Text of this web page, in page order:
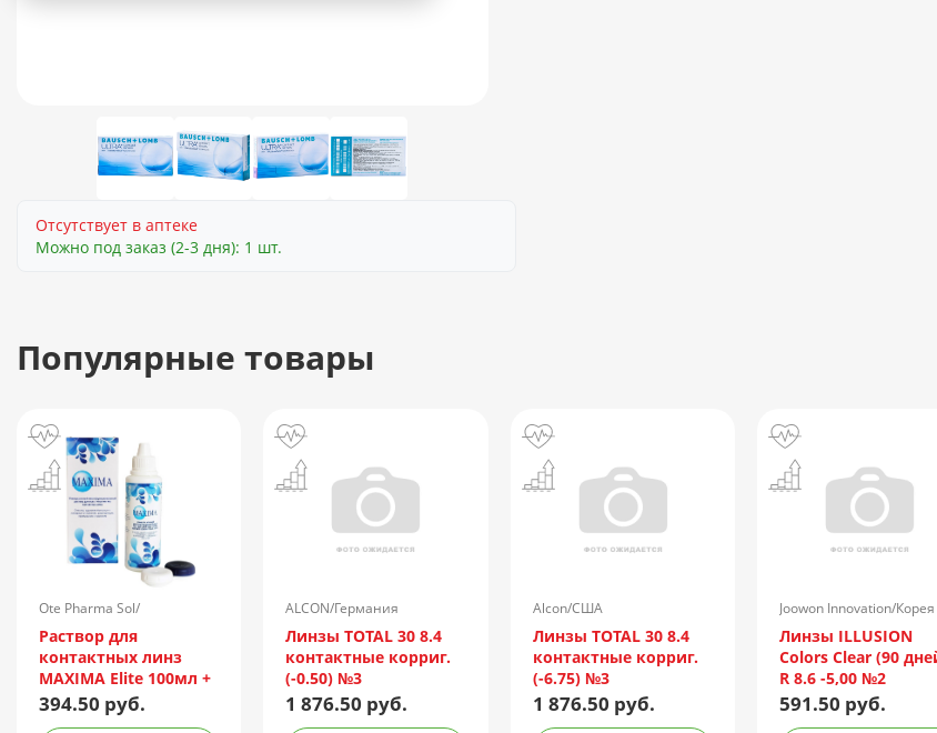
Отсутствует в аптеке
Можно под заказ (2-3 дня): 1 шт.
Популярные товары
Ote Pharma Sol/
Нидерланды
Раствор для
контактных линз
MAXIMA Elite 100мл +
контейнер
394.50 руб.
ALCON/Германия
Линзы TOTAL 30 8.4
контактные корриг.
(-0.50) №3
1 876.50 руб.
Alcon/США
Линзы TOTAL 30 8.4
контактные корриг.
(-6.75) №3
1 876.50 руб.
Joowon Innovation/Корея
Линзы ILLUSION
Colors Clear (90
R 8.6 -5,00 №2
591.50 руб.